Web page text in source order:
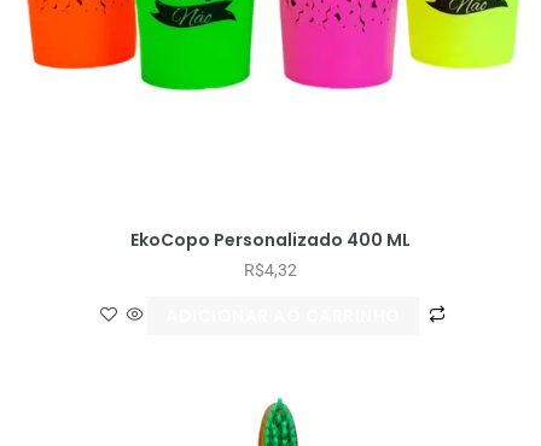
EkoCopo Personalizado 400 ML
R$4,32